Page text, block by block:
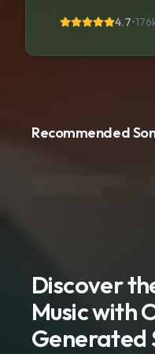
4.7•
Recommended
Discover
Music with
Generated